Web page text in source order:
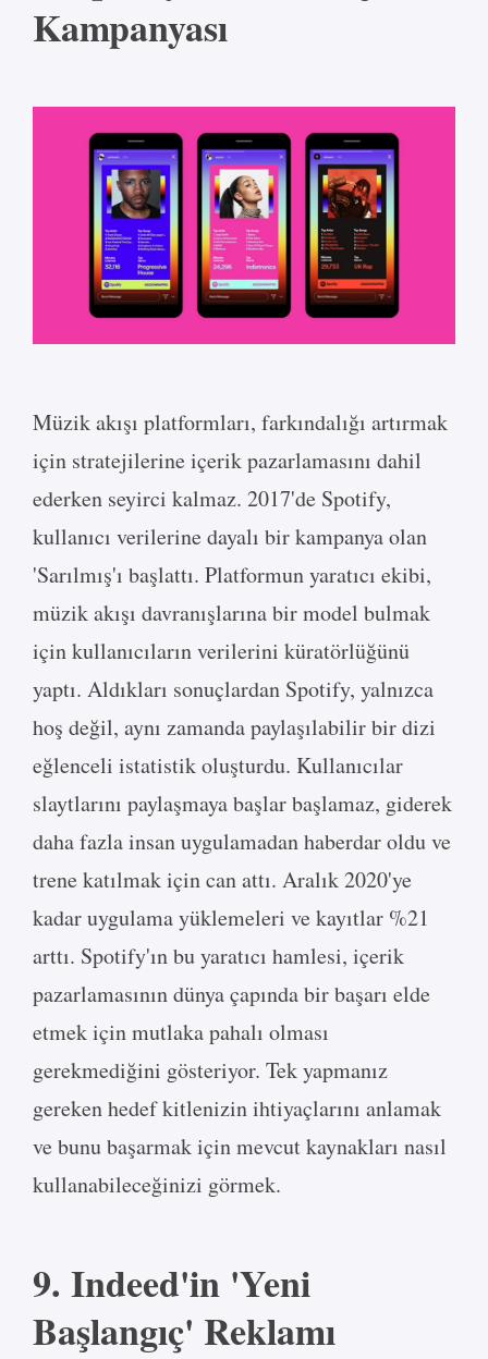
Kampanyası
Müzik akışı platformları, farkındalığı artırmak
için stratejilerine içerik pazarlamasını dahil
ederken seyirci kalmaz. 2017'de Spotify,
kullanıcı verilerine dayalı bir kampanya olan
'Sarılmış'ı başlattı. Platformun yaratıcı ekibi,
müzik akışı davranışlarına bir model bulmak
için kullanıcıların verilerini küratörlüğünü
yaptı. Aldıkları sonuçlardan Spotify, yalnızca
hoş değil, aynı zamanda paylaşılabilir bir dizi
eğlenceli istatistik oluşturdu. Kullanıcılar
slaytlarını paylaşmaya başlar başlamaz, giderek
daha fazla insan uygulamadan haberdar oldu ve
trene katılmak için can attı. Aralık 2020'ye
kadar uygulama yüklemeleri ve kayıtlar %21
arttı. Spotify'ın bu yaratıcı hamlesi, içerik
pazarlamasının dünya çapında bir başarı elde
etmek için mutlaka pahalı olması
gerekmediğini gösteriyor. Tek yapmanız
gereken hedef kitlenizin ihtiyaçlarını anlamak
ve bunu başarmak için mevcut kaynakları nasıl
kullanabileceğinizi görmek.
9. Indeed'in 'Yeni
Başlangıç' Reklamı